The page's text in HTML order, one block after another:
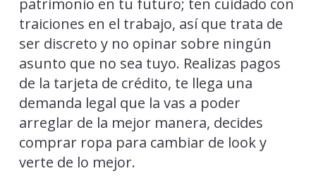
traiciones en el trabajo, así que trata de
ser discreto y no opinar sobre ningún
asunto que no sea tuyo. Realizas pagos
de la tarjeta de crédito, te llega una
demanda legal que la vas a poder
arreglar de la mejor manera, decides
comprar ropa para cambiar de look y
verte de lo mejor.